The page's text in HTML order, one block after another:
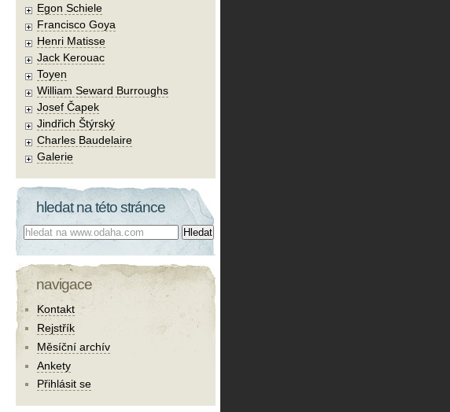
Egon Schiele
Francisco Goya
Henri Matisse
Jack Kerouac
Toyen
William Seward Burroughs
Josef Čapek
Jindřich Štýrský
Charles Baudelaire
Galerie
hledat na této stránce
Co hledat:
navigace
Kontakt
Rejstřík
Měsíční archív
Ankety
Přihlásit se